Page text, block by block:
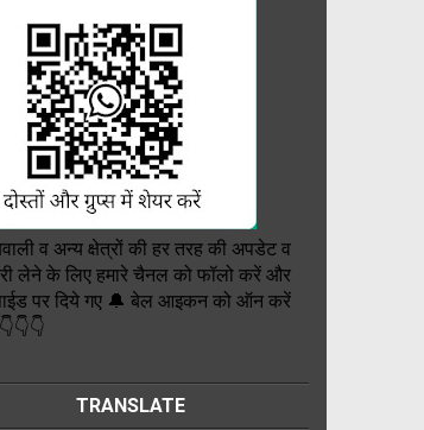
व अन्य क्षेत्रों की हर तरह की अपडेट व
लेने के लिए हमारे चैनल को फॉलो करें और
पर दिये गए 🔔 बेल आइकन को ऑन करें
TRANSLATE